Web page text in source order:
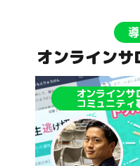
オンラインサ